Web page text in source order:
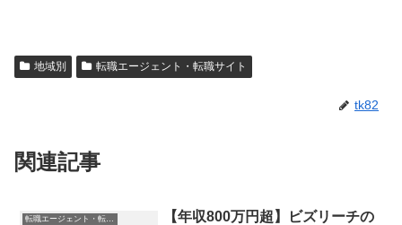
地域別 転職エージェント・転職サイト
tk82
関連記事
転職エージェント・転職サイト
【年収800万円超】ビズリーチの